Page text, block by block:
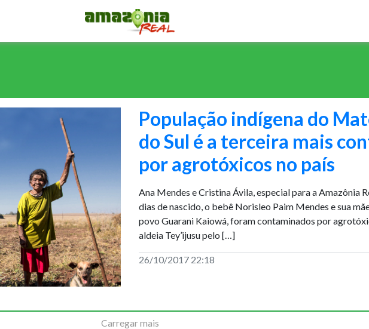
População indígena do
do Sul é a terceira mais
por agrotóxicos no país
Ana Mendes e Cristina Ávila, especial para a Amazônia
dias de nascido, o bebê Norisleo Paim Mendes e sua
povo Guarani Kaiowá, foram contaminados por
aldeia Tey’ijusu pelo […]
26/10/2017 22:18
Carregar mais